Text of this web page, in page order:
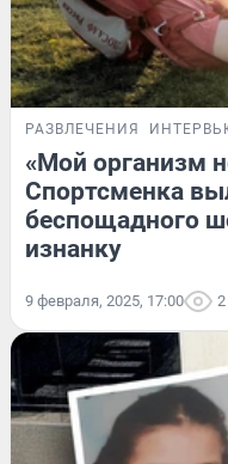
РАЗВЛЕЧЕНИЯ
«Мой организм
Спортсменка
беспощадного
изнанку
9 февраля, 2025, 17:00